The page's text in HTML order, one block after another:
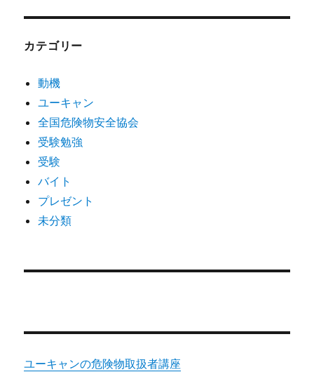
類）
試
カテゴリー
動機
ユーキャン
全国危険物安全協会
受験勉強
受験
バイト
プレゼント
未分類
ユーキャンの危険物取扱者講座